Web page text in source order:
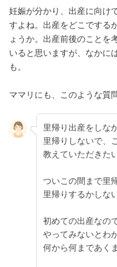
妊娠が分かり、出産に向け
すよね。出産をどこでする
ょうか。出産前後のことを
いると思いますが、なかに
も。
ママリにも、このような質
里帰り出産をしな
里帰りしないで、
教えていただきた
ついこの間まで里
里帰りするかしな
初めての出産なの
やってみないとわ
何から何まであく